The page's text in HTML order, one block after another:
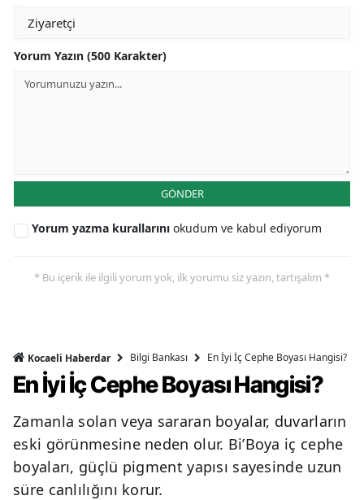
Yorum Yazın (500 Karakter)
GÖNDER
Yorum yazma kurallarını okudum ve kabul ediyorum
* Bu içerik ile ilgili yorum yok, ilk yorumu siz yazın, tartışalım *
Kocaeli Haberdar Bilgi Bankası En İyi İç Cephe Boyası Hangisi?
En İyi İç Cephe Boyası Hangisi?
Zamanla solan veya sararan boyalar, duvarların
eski görünmesine neden olur. Bi’Boya iç cephe
boyaları, güçlü pigment yapısı sayesinde uzun
süre canlılığını korur.